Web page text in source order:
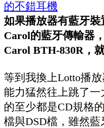
如果播放器有藍牙
Carol的藍牙傳輸器
Carol BTH-830R，
等到我換上Lotto播
能力猛然往上跳了
的至少都是CD規格
檔與DSD檔，雖然藍